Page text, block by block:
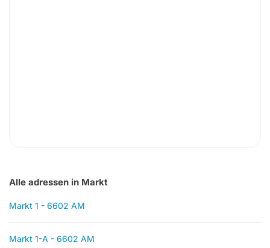
Alle adressen in Markt
Markt 1 - 6602 AM
Markt 1-A - 6602 AM